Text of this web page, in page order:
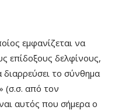
εμφανίζεται να
επίδοξους δελφίνους,
το σύνθημα
(σ.σ. από τον
αυτός που σήμερα ο